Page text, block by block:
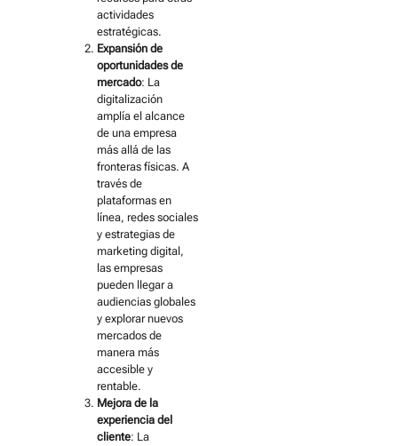
actividades
estratégicas.
Expansión de
oportunidades de
mercado: La
digitalización
amplía el alcance
de una empresa
más allá de las
fronteras físicas. A
través de
plataformas en
línea, redes sociales
y estrategias de
marketing digital,
las empresas
pueden llegar a
audiencias globales
y explorar nuevos
mercados de
manera más
accesible y
rentable.
Mejora de la
experiencia del
cliente: La